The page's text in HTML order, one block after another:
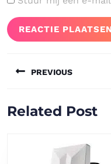
navigatie
PREVIOUS
bericht:
Related Post